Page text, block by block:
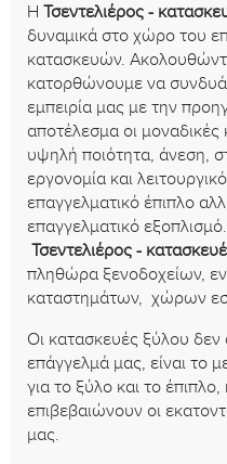
Η Τσεντελιέρος -
δυναμικά στο χώρο του
κατασκευών.
κατορθώνουμε να
εμπειρία μας με την
αποτέλεσμα οι
υψηλή ποιότητα, άνεση,
εργονομία και
επαγγελματικό έπιπλο
επαγγελματικό
Τσεντελιέρος -
πληθώρα ξενοδοχείων,
καταστημάτων, χώρων
Οι κατασκευές ξύλου
επάγγελμά μας, είναι το
για το ξύλο και το
επιβεβαιώνουν οι
μας.